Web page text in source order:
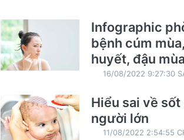
Infographic
bệnh cúm
huyết, đậu
16/08/2022 9:27:30
Hiểu sai về
người lớn
11/08/2022 2:54:55